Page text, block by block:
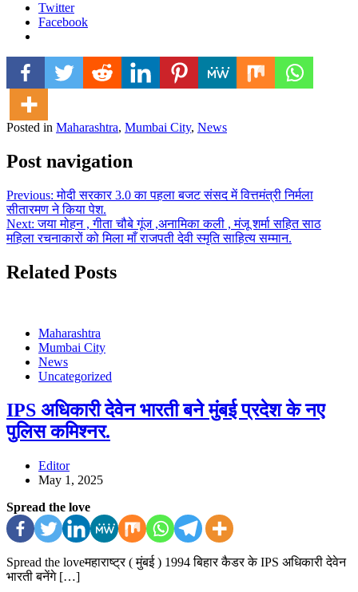
Twitter
Facebook
Posted in Maharashtra, Mumbai City, News
Post navigation
Previous: मोदी सरकार 3.0 का पहला बजट संसद में वित्तमंत्री निर्मला
सीतारमण ने किया पेश.
Next: जया मोहन , गीता चौबे गूंज ,अनामिका कली , मंजू शर्मा सहित साठ
महिला रचनाकारों को मिला माँ राजपती देवी स्मृति साहित्य सम्मान.
Related Posts
Maharashtra
Mumbai City
News
Uncategorized
IPS अधिकारी देवेन भारती बने मुंबई प्रदेश के नए
पुलिस कमिश्नर.
Editor
May 1, 2025
Spread the love
Spread the loveमहाराष्ट्र ( मुंबई ) 1994 बिहार कैडर के IPS अधिकारी देवेन
भारती बनेंगे […]